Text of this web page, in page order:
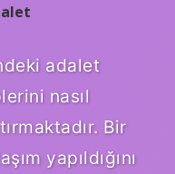
adalet
nasıl
Bir
yapıldığını